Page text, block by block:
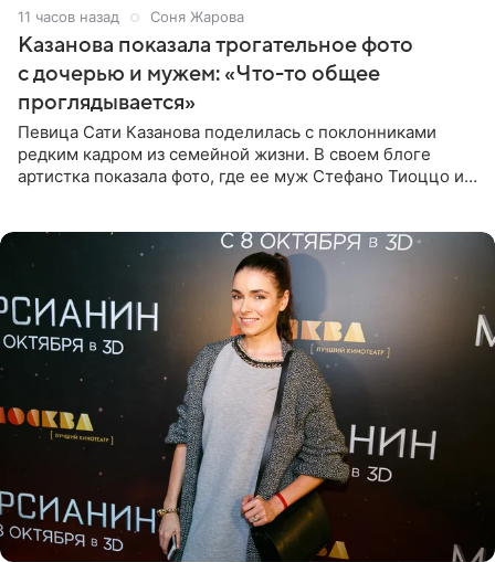
11 часов назад Соня Жарова
Казанова показала трогательное фото
с дочерью и мужем: «Что-то общее
проглядывается»
Певица Сати Казанова поделилась с поклонниками
редким кадром из семейной жизни. В своем блоге
артистка показала фото, где ее муж Стефано Тиоццо и